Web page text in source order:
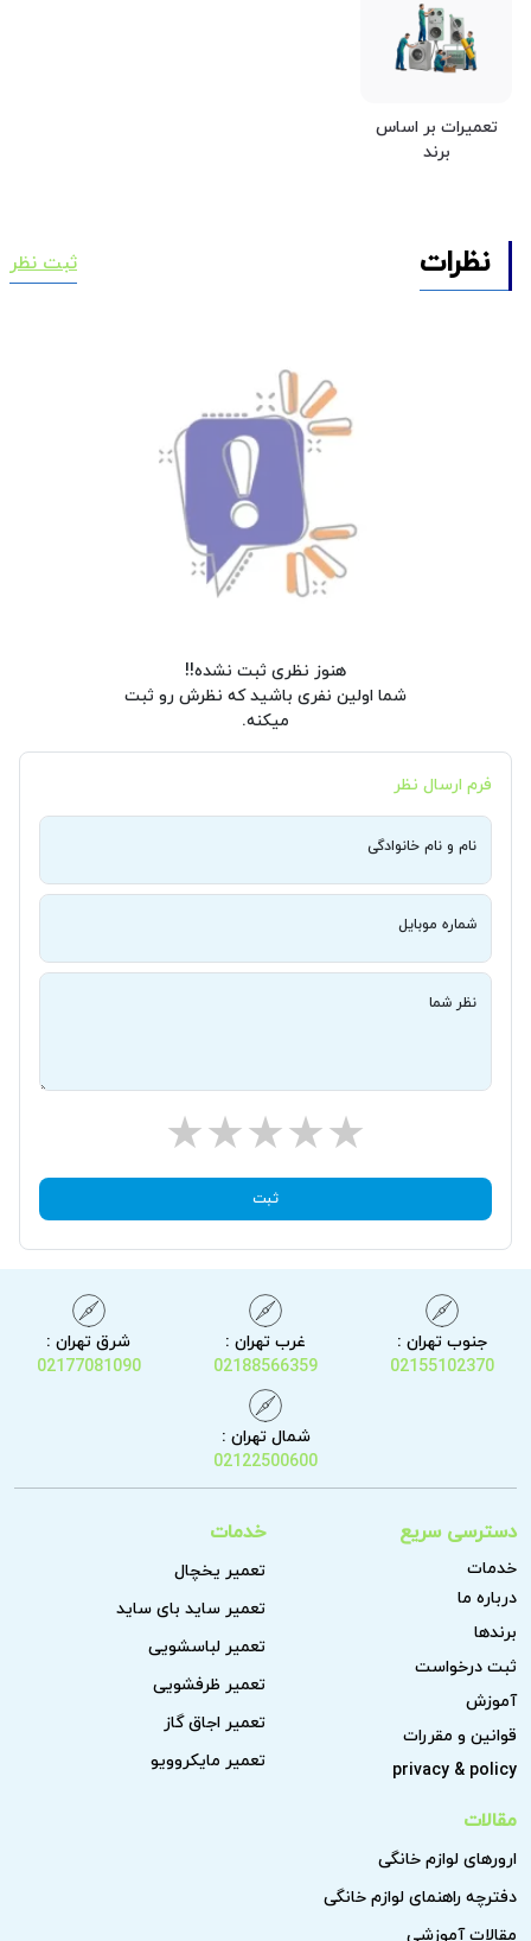
تعمیرات بر اساس
برند
نظرات ثبت نظر
هنوز نظری ثبت نشده!!
شما اولین نفری باشید که نظرش رو ثبت
میکنه.
فرم ارسال نظر
نام و نام خانوادگی
شماره موبایل
نظر شما
ثبت
جنوب تهران :
02155102370
غرب تهران :
02188566359
شرق تهران :
02177081090
شمال تهران :
02122500600
دسترسی سریع
خدمات
درباره ما
برندها
ثبت درخواست
آموزش
قوانین و مقررات
privacy & policy
خدمات
تعمیر یخچال
تعمیر ساید بای ساید
تعمیر لباسشویی
تعمیر ظرفشویی
تعمیر اجاق گاز
تعمیر مایکروویو
مقالات
ارورهای لوازم خانگی
دفترچه راهنمای لوازم خانگی
مقالات آموزشی